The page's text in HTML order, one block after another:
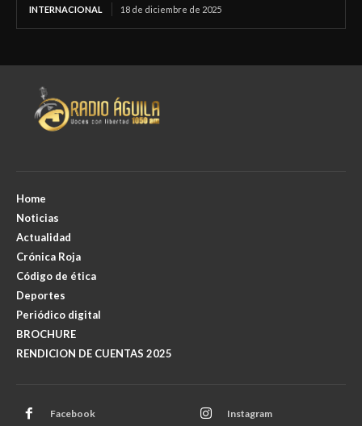
INTERNACIONAL 18 de diciembre de 2025
Home
Noticias
Actualidad
Crónica Roja
Código de ética
Deportes
Periódico digital
BROCHURE
RENDICION DE CUENTAS 2025
Facebook Instagram